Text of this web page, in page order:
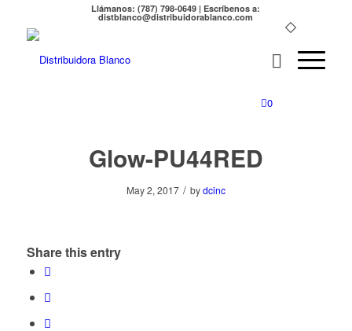
Llámanos: (787) 798-0649 | Escríbenos a:
distblanco@distribuidorablanco.com
0
Glow-PU44RED
May 2, 2017 / bydcinc
Share this entry